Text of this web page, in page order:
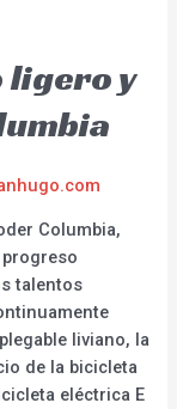
ligero y
Columbia,
talentos
liviano, la
de la bicicleta
eléctrica E